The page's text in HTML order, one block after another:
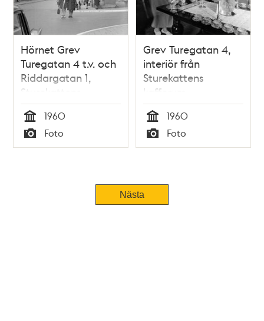
Hörnet Grev
Turegatan 4 t.v. och
Riddargatan 1,
Sturekattens
kafferum. Kvarteret
Sperlingens Backe
på vänster sida
Tid
1960
Typ
Foto
Grev Turegatan 4,
interiör från
Sturekattens
kafferum
Tid
1960
Typ
Foto
Nästa